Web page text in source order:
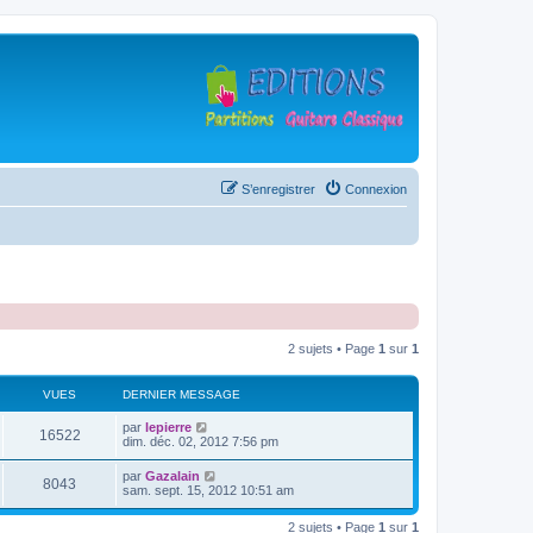
Connexion
S’enregistrer
2 sujets • Page 1 sur 1
VUES DERNIER MESSAGE
16522V
u
D
e
i
e
r
par lepierre
dim. déc. 02, 2012 7:56 pm
8043
u
D
e
n
par Gazalain
sam. sept. 15, 2012 10:51 am
2 sujets • Page 1 sur 1